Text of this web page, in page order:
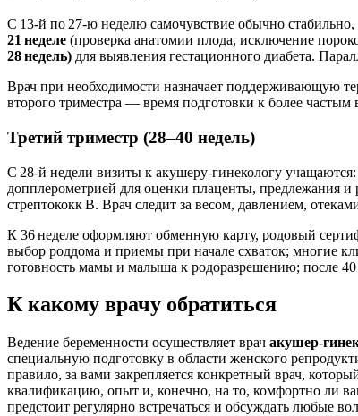
С 13‑й по 27‑ю неделю самочувствие обычно
21 неделе (проверка анатомии плода, исключение
28 недель) для выявления гестационного диабета.
Врач при необходимости назначает поддерживающую
второго триместра — время подготовки к более частым
Третий триместр (28–40 недель)
С 28‑й недели визиты к акушеру‑гинекологу
допплерометрией для оценки плаценты, предлежания и
стрептококк B. Врач следит за весом, давлением,
К 36 неделе оформляют обменную карту, родовый
выбор роддома и приемы при начале схваток; многие
готовность мамы и малыша к родоразрешению; после
К какому врачу обратиться
Ведение беременности осуществляет врач акушер-
специальную подготовку в области женского
правило, за вами закрепляется конкретный врач,
квалификацию, опыт и, конечно, на то, комфортно ли
предстоит регулярно встречаться и обсуждать любые